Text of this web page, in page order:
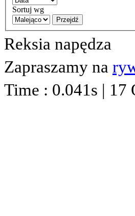
Sortuj wg
Przejdź
Reksia napędza
Zapraszamy na
Time : 0.041s | 17